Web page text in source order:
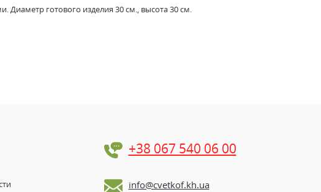
Диаметр готового изделия 30 см., высота 30 см.
+38 067 540 06 00
info@cvetkof.kh.ua